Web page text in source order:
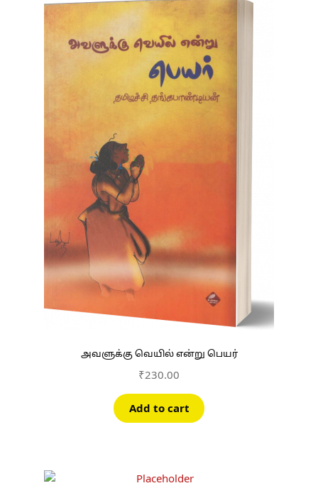
அவளுக்கு வெயில் என்று பெயர்
₹230.00
Add to cart